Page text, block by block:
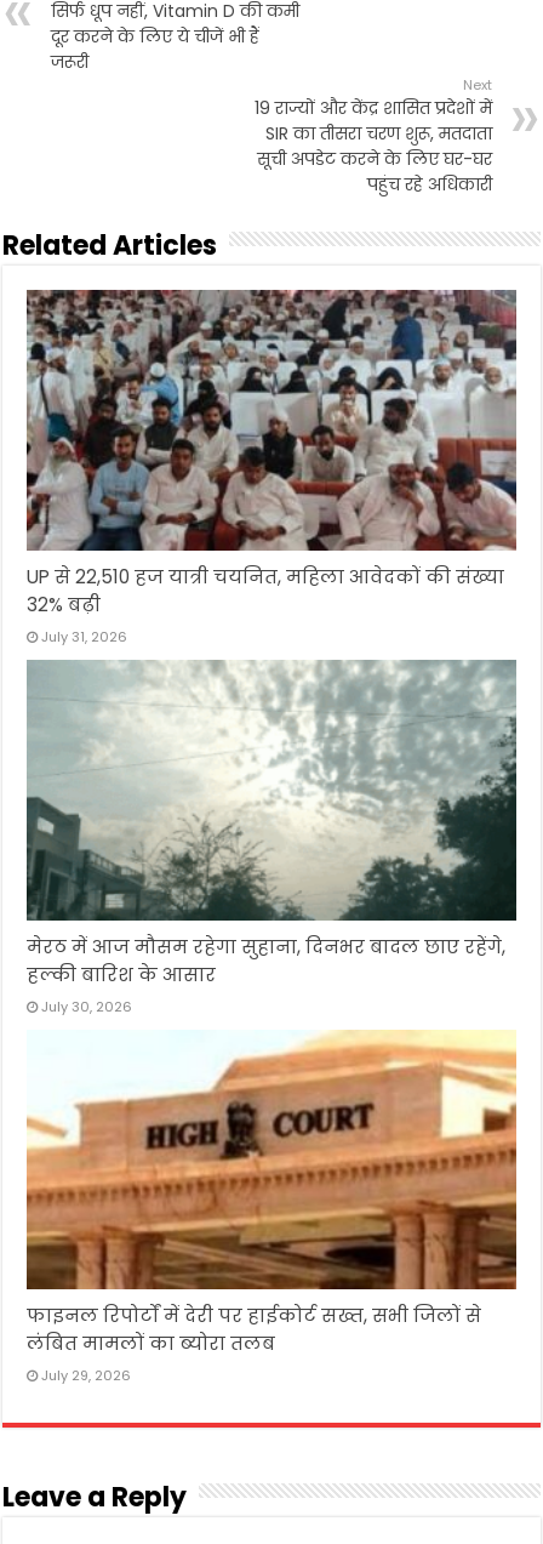
o
k
r
p
p
सिर्फ धूप नहीं, Vitamin D की कमी
दूर करने के लिए ये चीजें भी हैं
जरूरी
Next
19 राज्यों और केंद्र शासित प्रदेशों में
SIR का तीसरा चरण शुरू, मतदाता
सूची अपडेट करने के लिए घर-घर
पहुंच रहे अधिकारी
Related Articles
UP से 22,510 हज यात्री चयनित, महिला आवेदकों की संख्या
32% बढ़ी
July 31, 2026
मेरठ में आज मौसम रहेगा सुहाना, दिनभर बादल छाए रहेंगे,
हल्की बारिश के आसार
July 30, 2026
फाइनल रिपोर्टों में देरी पर हाईकोर्ट सख्त, सभी जिलों से
लंबित मामलों का ब्योरा तलब
July 29, 2026
Leave a Reply